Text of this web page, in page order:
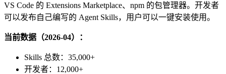
VS Code 的 Extensions Marketplace、npm 的包管理器。开发者
可以发布自己编写的 Agent Skills，用户可以一键安装使用。
当前数据（2026-04）：
Skills 总数：35,000+
开发者：12,000+